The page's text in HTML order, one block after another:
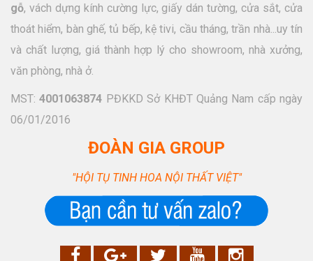
gỗ, vách dựng kính cường lực, giấy dán tường, cửa sắt, cửa
thoát hiểm, bàn ghế, tủ bếp, kệ tivi, cầu tháng, trần nhà...uy tín
và chất lượng, giá thành hợp lý cho showroom, nhà xưởng,
văn phòng, nhà ở.
MST:4001063874 PĐKKD Sở KHĐT Quảng Nam cấp ngày
06/01/2016
ĐOÀN GIA GROUP
"HỘI TỤ TINH HOA NỘI THẤT VIỆT"